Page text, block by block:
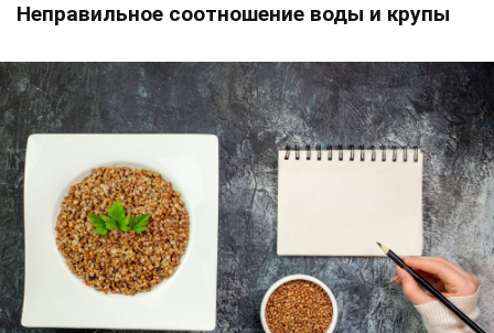
Неправильное соотношение воды и крупы